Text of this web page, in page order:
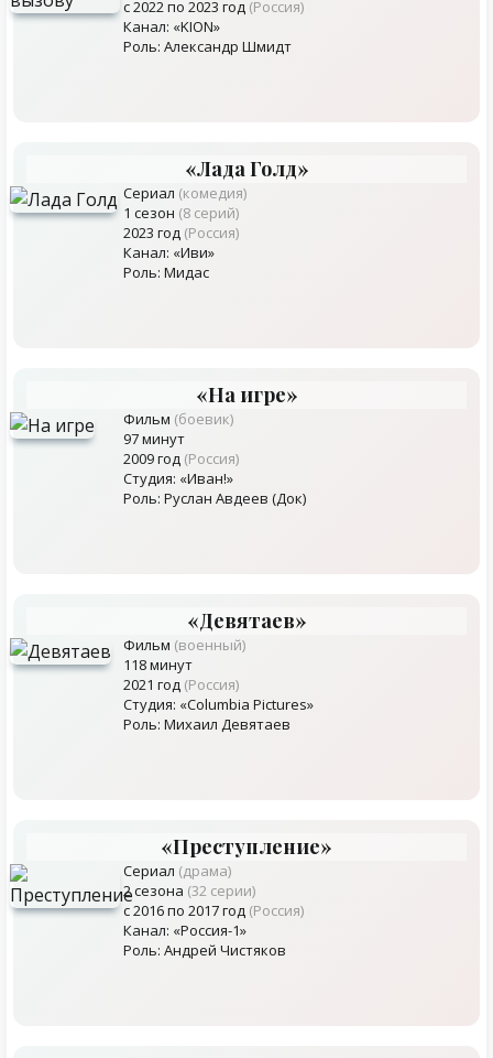
с 2022 по 2023 год (Россия)
Канал: «KION»
Роль: Александр Шмидт
«Лада Голд»
Сериал (комедия)
1 сезон (8 серий)
2023 год (Россия)
Канал: «Иви»
Роль: Мидас
«На игре»
Фильм (боевик)
97 минут
2009 год (Россия)
Студия: «Иван!»
Роль: Руслан Авдеев (Док)
«Девятаев»
Фильм (военный)
118 минут
2021 год (Россия)
Студия: «Columbia Pictures»
Роль: Михаил Девятаев
«Преступление»
Сериал (драма)
2 сезона (32 серии)
с 2016 по 2017 год (Россия)
Канал: «Россия-1»
Роль: Андрей Чистяков